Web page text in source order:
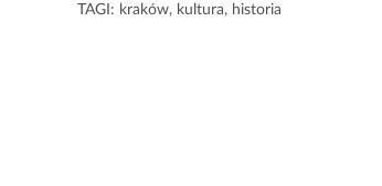
TAGI: kraków, kultura, historia